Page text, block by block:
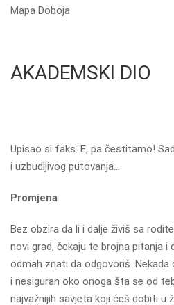
Mapa Doboja
AKADEMSKI DIO
Upisao si faks. E, pa čestitamo!
i uzbudljivog putovanja…
Promjena
Bez obzira da li i dalje živiš sa
novi grad, čekaju te brojna pitanja i
odmah znati da odgovoriš. Nekada
i nesiguran oko onoga šta se od
najvažnijih savjeta koji ćeš dobiti u